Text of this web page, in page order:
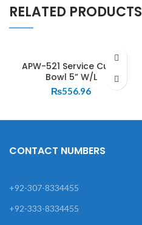
RELATED PRODUCTS
APW-521 Service Curry
Bowl 5” W/L
₨556.96
CONTACT NUMBERS
+92-307-8334455
+92-333-8334455